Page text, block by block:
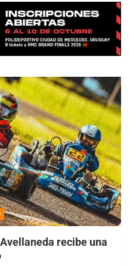
Avellaneda recibe una